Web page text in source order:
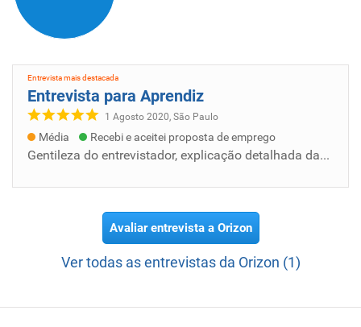
Entrevista mais destacada
Entrevista para Aprendiz
1 Agosto 2020, São Paulo
Média Recebi e aceitei proposta de emprego
Gentileza do entrevistador, explicação detalhada das tarefas a serem desempenhadas, e ótima elaboração do objetivo da empresa
Avaliar entrevista a Orizon
Ver todas as entrevistas da Orizon (1)